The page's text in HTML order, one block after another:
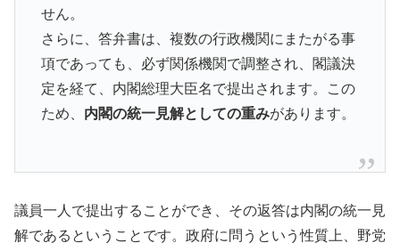
せん。
さらに、答弁書は、複数の行政機関にまたがる事
項であっても、必ず関係機関で調整され、閣議決
定を経て、内閣総理大臣名で提出されます。この
ため、 内閣の統一見解としての重みがあります。
議員一人で提出することができ、その返答は内閣の統一見
解であるということです。政府に問うという性質上、野党